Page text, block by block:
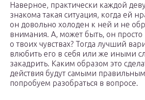
Наверное, практически каждой
знакома такая ситуация, когда ей
он довольно холоден к ней и не
внимания. А, может быть, он просто
о твоих чувствах? Тогда лучший
влюбить его в себя или же иными
закадрить. Каким образом это
действия будут самыми
попробуем разобраться в вопросе.